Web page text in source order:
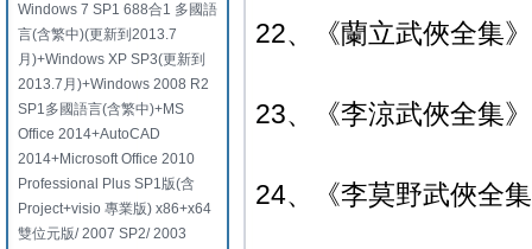
Windows 7 SP1 688合1 多國語
言(含繁中)(更新到2013.7
月)+Windows XP SP3(更新到
2013.7月)+Windows 2008 R2
SP1多國語言(含繁中)+MS
Office 2014+AutoCAD
2014+Microsoft Office 2010
Professional Plus SP1版(含
Project+visio 專業版) x86+x64
雙位元版/ 2007 SP2/ 2003
22、《蘭立武俠全集
23、《李涼武俠全集
24、《李莫野武俠全